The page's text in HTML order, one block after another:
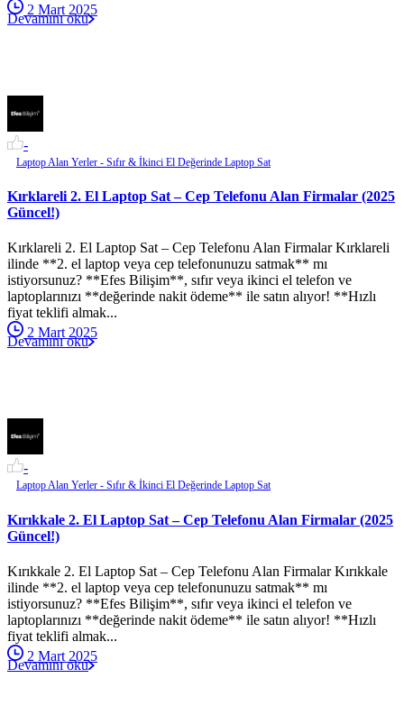
2 Mart 2025
Devamını oku
-
Laptop Alan Yerler - Sıfır & İkinci El Değerinde Laptop Sat
Kırklareli 2. El Laptop Sat – Cep Telefonu Alan Firmalar (2025
Güncel!)
Kırklareli 2. El Laptop Sat – Cep Telefonu Alan Firmalar Kırklareli
ilinde **2. el laptop veya cep telefonunuzu satmak** mı
istiyorsunuz? **Efes Bilişim**, sıfır veya ikinci el telefon ve
laptoplarınızı **değerinde nakit ödeme** ile satın alıyor! **Hızlı
fiyat teklifi almak...
2 Mart 2025
Devamını oku
-
Laptop Alan Yerler - Sıfır & İkinci El Değerinde Laptop Sat
Kırıkkale 2. El Laptop Sat – Cep Telefonu Alan Firmalar (2025
Güncel!)
Kırıkkale 2. El Laptop Sat – Cep Telefonu Alan Firmalar Kırıkkale
ilinde **2. el laptop veya cep telefonunuzu satmak** mı
istiyorsunuz? **Efes Bilişim**, sıfır veya ikinci el telefon ve
laptoplarınızı **değerinde nakit ödeme** ile satın alıyor! **Hızlı
fiyat teklifi almak...
2 Mart 2025
Devamını oku